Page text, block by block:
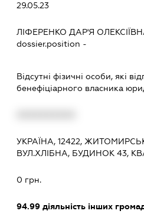
29.05.23
ЛІФЕРЕНКО ДАР'Я
dossier.position -
Відсутні фізичні особи, які
бенефіціарного власника
УКРАЇНА, 12422,
ВУЛ.ХЛІБНА, БУДИНОК 43,
0 грн.
94.99 діяльність інших